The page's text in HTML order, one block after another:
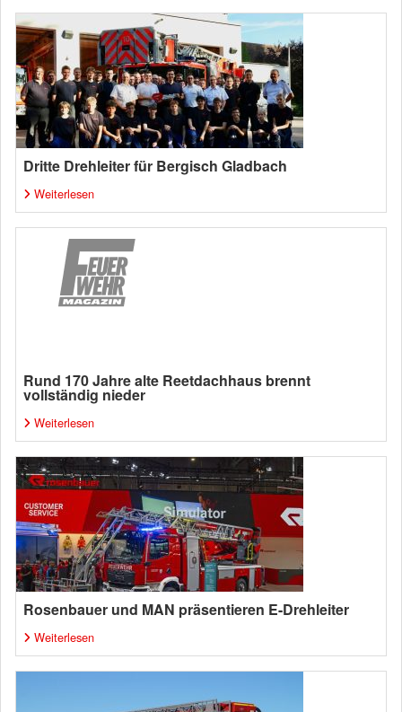
Dritte Drehleiter für Bergisch Gladbach
Weiterlesen
Rund 170 Jahre alte Reetdachhaus brennt
vollständig nieder
Weiterlesen
Rosenbauer und MAN präsentieren E-Drehleiter
Weiterlesen